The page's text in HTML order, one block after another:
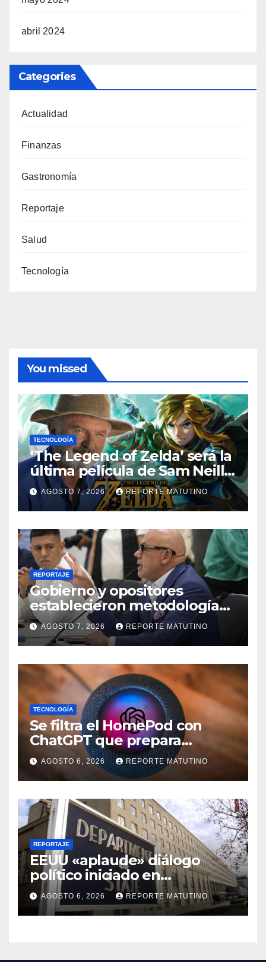
abril 2024
Categories
Actualidad
Finanzas
Gastronomía
Reportaje
Salud
Tecnología
You missed
TECNOLOGÍA
‘The Legend of Zelda’ será la
última película de Sam Neill…
que ya tiene villano
confirmado
AGOSTO 7, 2026 REPORTE MATUTINO
REPORTAJE
Gobierno y opositores
establecieron metodología
para el proceso de diálogo en
Venezuela
AGOSTO 7, 2026 REPORTE MATUTINO
TECNOLOGÍA
Se filtra el HomePod con
ChatGPT que prepara
OpenAI y su diseño es una
locura
AGOSTO 6, 2026 REPORTE MATUTINO
REPORTAJE
EEUU «aplaude» diálogo
político iniciado en
Venezuela
AGOSTO 6, 2026 REPORTE MATUTINO